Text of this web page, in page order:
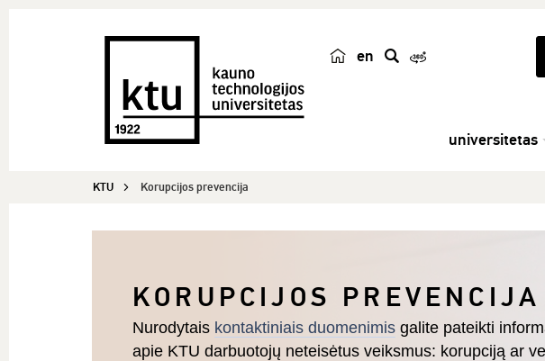
en
universitetas
KTU Korupcijos prevencija
KORUPCIJOS PREVENCIJA
Nurodytais kontaktiniais duomenimis galite pateikti
apie KTU darbuotojų neteisėtus veiksmus: korupciją ar